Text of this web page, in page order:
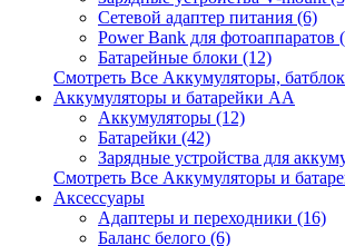
Сетевой адаптер питания (6)
Power Bank для фотоаппаратов
Батарейные блоки (12)
Смотреть Все Аккумуляторы,
Аккумуляторы и батарейки AA
Аккумуляторы (12)
Батарейки (42)
Зарядные устройства для
Смотреть Все Аккумуляторы и
Аксессуары
Адаптеры и переходники (16)
Баланс белого (6)